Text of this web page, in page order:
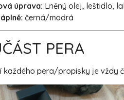
úprava: Lněný olej, leštidlo,
černá/modrá
PERA
každého pera/propisky je vždy